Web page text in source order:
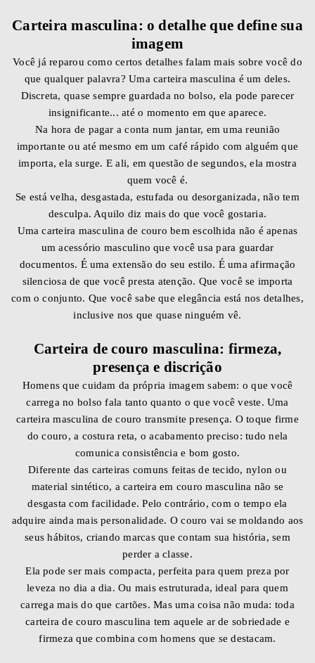
Carteira masculina: o detalhe que define sua
imagem
Você já reparou como certos detalhes falam mais sobre você do
que qualquer palavra? Uma carteira masculina é um deles.
Discreta, quase sempre guardada no bolso, ela pode parecer
insignificante... até o momento em que aparece.
Na hora de pagar a conta num jantar, em uma reunião
importante ou até mesmo em um café rápido com alguém que
importa, ela surge. E ali, em questão de segundos, ela mostra
quem você é.
Se está velha, desgastada, estufada ou desorganizada, não tem
desculpa. Aquilo diz mais do que você gostaria.
Uma carteira masculina de couro bem escolhida não é apenas
um acessório masculino que você usa para guardar
documentos. É uma extensão do seu estilo. É uma afirmação
silenciosa de que você presta atenção. Que você se importa
com o conjunto. Que você sabe que elegância está nos detalhes,
inclusive nos que quase ninguém vê.
Carteira de couro masculina: firmeza,
presença e discrição
Homens que cuidam da própria imagem sabem: o que você
carrega no bolso fala tanto quanto o que você veste. Uma
carteira masculina de couro transmite presença. O toque firme
do couro, a costura reta, o acabamento preciso: tudo nela
comunica consistência e bom gosto.
Diferente das carteiras comuns feitas de tecido, nylon ou
material sintético, a carteira em couro masculina não se
desgasta com facilidade. Pelo contrário, com o tempo ela
adquire ainda mais personalidade. O couro vai se moldando aos
seus hábitos, criando marcas que contam sua história, sem
perder a classe.
Ela pode ser mais compacta, perfeita para quem preza por
leveza no dia a dia. Ou mais estruturada, ideal para quem
carrega mais do que cartões. Mas uma coisa não muda: toda
carteira de couro masculina tem aquele ar de sobriedade e
firmeza que combina com homens que se destacam.